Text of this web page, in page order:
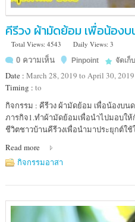
คีรีวง ผ้ามัดย้อม เพื่อน้อง
Total Views: 4543
Daily Views: 3
0 ความเห็น
Pinpoint จัดเก็
Date : March 28, 2019 to April 30, 2019
Timing : to
Location
:
คีรี
นครศรีธรรมราช
กิจกรรม : คีรีวง ผ้ามัดย้อม เพื่อน้องบน
ภารกิจ1.ทำผ้ามัดย้อมเพื่อนำไปมอบใ
ชีวิตชาวบ้านคีรีวงเพื่อนำมาประยุกต์ใ
Read more
กิจกรรมอาสา